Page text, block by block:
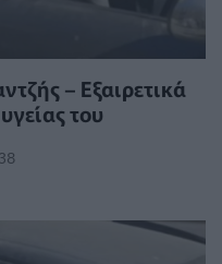
– Εξαιρετικά
του